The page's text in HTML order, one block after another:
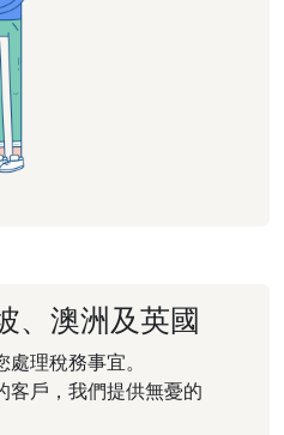
、澳洲及英國
理稅務事宜。
客戶，我們提供無憂的